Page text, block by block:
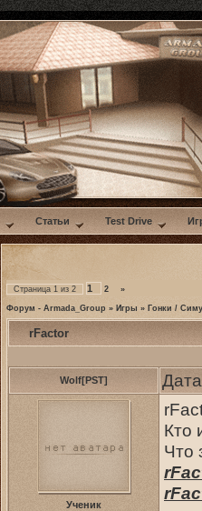
Статьи Test Drive
Страница 1 из 2 1 2 »
Форум - Armada_Group » Игры » Гонки /
rFactor
Wolf[PST]
Ученик
Кто
Что